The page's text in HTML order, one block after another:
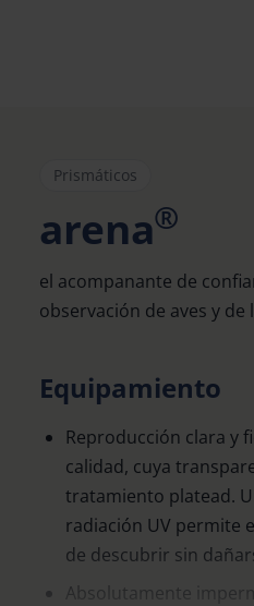
Prismáticos
arena®
el acompanante de
observación de aves y de
Equipamiento
Reproducción clara y
calidad, cuya
tratamiento platead.
radiación UV permite
de descubrir sin
Absolutamente